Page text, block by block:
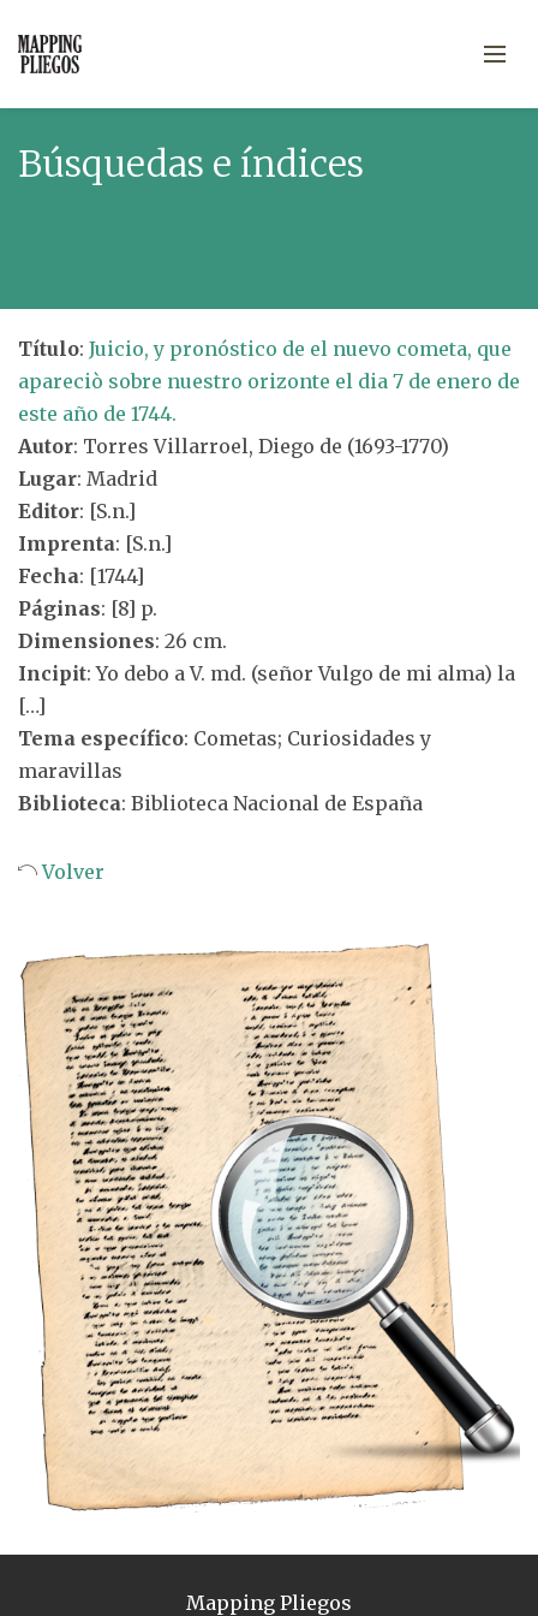
Búsquedas e índices
Título: Juicio, y pronóstico de el nuevo cometa, que
apareciò sobre nuestro orizonte el dia 7 de enero de
este año de 1744.
Autor: Torres Villarroel, Diego de (1693-1770)
Lugar: Madrid
Editor: [S.n.]
Imprenta: [S.n.]
Fecha: [1744]
Páginas: [8] p.
Dimensiones: 26 cm.
Incipit: Yo debo a V. md. (señor Vulgo de mi alma) la
[…]
Tema específico: Cometas; Curiosidades y
maravillas
Biblioteca: Biblioteca Nacional de España
Volver
Mapping Pliegos